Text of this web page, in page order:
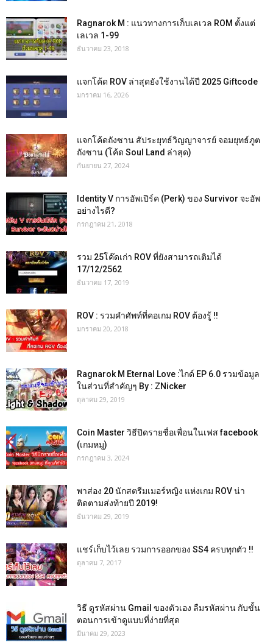
Ragnarok M : แนวทางการเก็บเลเวล ROM ตั้งแต่
เลเวล 1-99
ธันวาคม 23, 2018
แจกโค้ด ROV ล่าสุดยังใช้งานได้ปี 2025 Giftcode
มกราคม 16, 2026
แจกโค้ดถังซาน สัประยุทธ์วิญญาจารย์ จอมยุทธ์ภูต
ถังซาน (โค้ด Soul Land ล่าสุด)
กันยายน 27, 2024
Identity V การอัพเปิร์ค (Perk) ของ Survivor จะอัพ
อย่างไรดี?
กรกฎาคม 21, 2018
รวม 25โค๊ดเก่า ROV ที่ยังสามารถเติมได้
17/12/2562
ธันวาคม 17, 2019
ROV : รวมคำศัพท์ที่คอเกม ROV ต้องรู้ !!
มกราคม 20, 2018
Ragnarok M Eternal Love :ไกด์ EP 6.0 รวมข้อมูล
ในส่วนที่สำคัญๆ By : ZNicker
ตุลาคม 29, 2019
Coin Master วิธีปิดรายชื่อเพื่อนในเฟส facebook
(เกมหมู)
กรกฎาคม 3, 2024
พาส่อง 20 นักสตรีมเมอร์หญิง แห่งเกม ROV น่า
ติดตามส่งท้ายปี 2019!
ธันวาคม 29, 2019
แชร์เก็บไว้เลย รวมการออกของ SS4 ครบทุกตัว !!
ตุลาคม 7, 2017
วิธี ดูรหัสผ่าน Gmail ของตัวเอง ลืมรหัสผ่าน กับขั้น
ตอนการเข้าดูแบบที่ง่ายที่สุด
มีนาคม 29, 2023